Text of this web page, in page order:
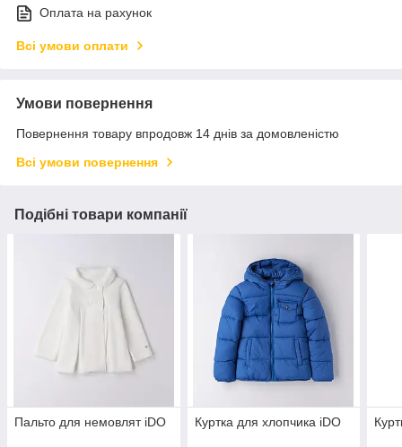
Оплата на рахунок
Всі умови оплати
Умови повернення
Повернення товару впродовж 14 днів за домовленістю
Всі умови повернення
Подібні товари компанії
Пальто для немовлят iDO Куртка для хлопчика iDO